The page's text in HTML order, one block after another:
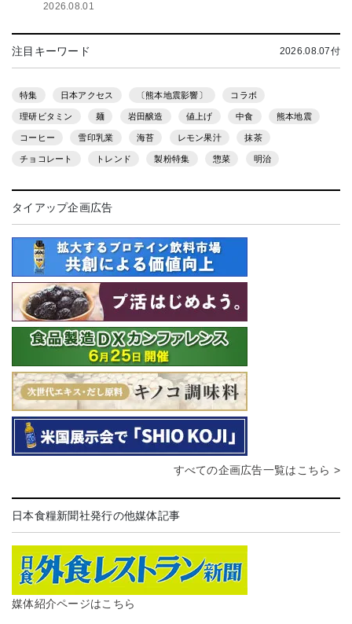
2026.08.01
注目キーワード 2026.08.07付
特集 日本アクセス 〔熊本地震影響〕 コラボ
理研ビタミン 麺 岩田醸造 値上げ 中食 熊本地震
コーヒー 雪印乳業 海苔 レモン果汁 抹茶
チョコレート トレンド 製粉特集 惣菜 明治
タイアップ企画広告
すべての企画広告一覧はこちら >
日本食糧新聞社発行の他媒体記事
媒体紹介ページはこちら